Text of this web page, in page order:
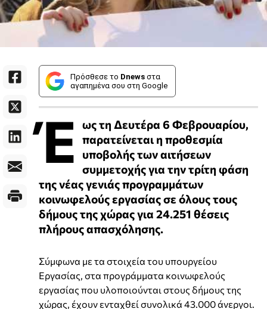
Πρόσθεσε το Dnews στα
αγαπημένα σου στη Google
Έ ως τη Δευτέρα 6 Φεβρουαρίου,
παρατείνεται η προθεσμία
υποβολής των αιτήσεων
συμμετοχής για την τρίτη φάση
της νέας γενιάς προγραμμάτων
κοινωφελούς εργασίας σε όλους τους
δήμους της χώρας για 24.251 θέσεις
πλήρους απασχόλησης.
Σύμφωνα με τα στοιχεία του υπουργείου
Εργασίας, στα προγράμματα κοινωφελούς
εργασίας που υλοποιούνται στους δήμους της
χώρας, έχουν ενταχθεί συνολικά 43.000 άνεργοι.